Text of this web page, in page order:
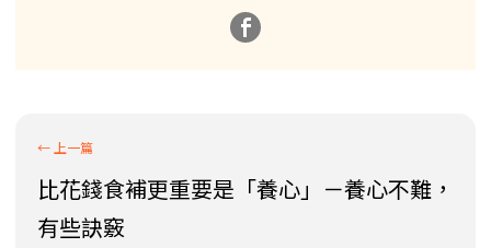
比花錢食補更重要是「養心」－養心不難，
有些訣竅